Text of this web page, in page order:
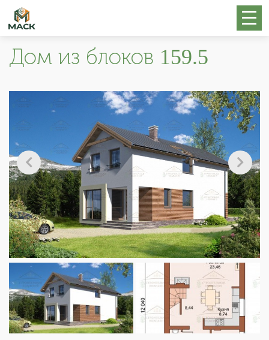
Дом из блоков 159.5